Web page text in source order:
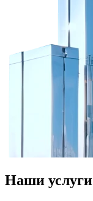
Наши услуги